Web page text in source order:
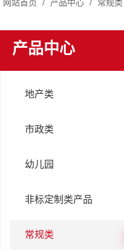
网站首页 / 产品中心 / 常规类
产品中心
地产类
市政类
幼儿园
非标定制类产品
常规类